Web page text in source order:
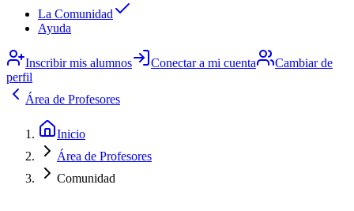
La Comunidad
Ayuda
Inscribir mis alumnos Conectar a mi cuenta
Cambiar de
perfil
Área de Profesores
Inicio
Área de Profesores
Comunidad